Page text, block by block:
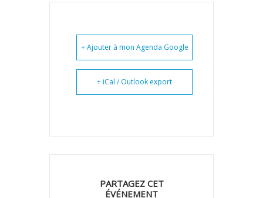
+ Ajouter à mon Agenda Google
+ iCal / Outlook export
PARTAGEZ CET
ÉVÉNEMENT